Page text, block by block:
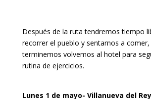
Después de la ruta tendremos tiempo
recorrer el pueblo y sentarnos a comer,
terminemos volvemos al hotel para
rutina de ejercicios.
Lunes 1 de mayo- Villanueva del